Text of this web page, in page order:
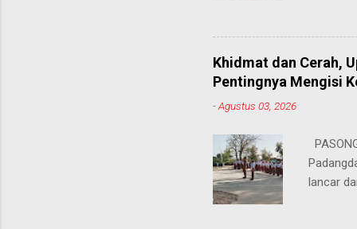
hingga
masing.
"Saya
sangat
Khidmat dan Cerah,
Pentingnya Mengisi
-Agustus 03, 2026
lancar